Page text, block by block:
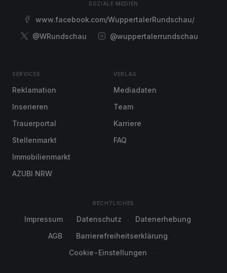
SOZIALE MEDIEN
www.facebook.com/WuppertalerRundschau/
@WRundschau
@wuppertalerrundschau
SERVICES
Reklamation
Inserieren
Trauerportal
Stellenmarkt
Immobilienmarkt
AZUBI NRW
VERLAG
Mediadaten
Team
Karriere
FAQ
RECHTLICHES
Impressum Datenschutz
Datenerhebung
AGB
Barrierefreiheitserklärung
Cookie-Einstellungen